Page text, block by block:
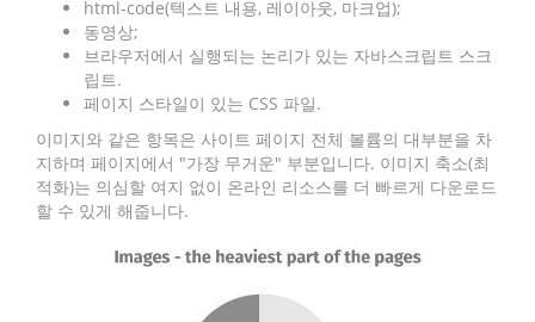
html-code(텍스트 내용, 레이아웃, 마크업);
동영상;
브라우저에서 실행되는 논리가 있는 자바스크립트 스크
립트.
페이지 스타일이 있는 CSS 파일.
이미지와 같은 항목은 사이트 페이지 전체 볼륨의 대부분을 차
지하며 페이지에서 "가장 무거운" 부분입니다. 이미지 축소(최
적화)는 의심할 여지 없이 온라인 리소스를 더 빠르게 다운로드
할 수 있게 해줍니다.